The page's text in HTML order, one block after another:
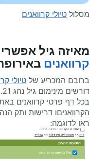
מסלול טיולי קרוואנים
מאיזה גיל אפשרי
קרוואנים
ברובם המכריע של טיולי
דורשים מינימום גיל נהג 21.
בכל דף פרטי קרוואנים
הקרוואניםו דרישות ותק
ראו לדוגמה: